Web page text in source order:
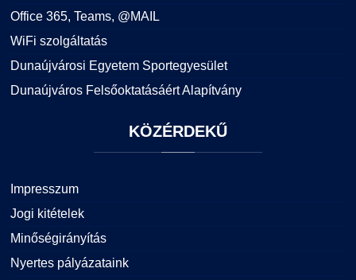
Office 365, Teams, @MAIL
WiFi szolgáltatás
Dunaújvárosi Egyetem Sportegyesület
Dunaújváros Felsőoktatásáért Alapítvány
KÖZÉRDEKŰ
Impresszum
Jogi kitételek
Minőségirányítás
Nyertes pályázataink